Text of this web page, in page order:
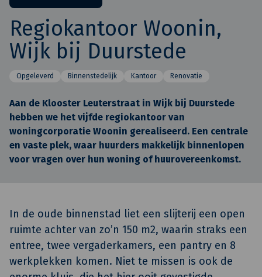
Regiokantoor Woonin,
Wijk bij Duurstede
Opgeleverd Binnenstedelijk Kantoor Renovatie
Aan de Klooster Leuterstraat in Wijk bij Duurstede
hebben we het vijfde regiokantoor van
woningcorporatie Woonin gerealiseerd. Een centrale
en vaste plek, waar huurders makkelijk binnenlopen
voor vragen over hun woning of huurovereenkomst.
In de oude binnenstad liet een slijterij een open
ruimte achter van zo’n 150 m2, waarin straks een
entree, twee vergaderkamers, een pantry en 8
werkplekken komen. Niet te missen is ook de